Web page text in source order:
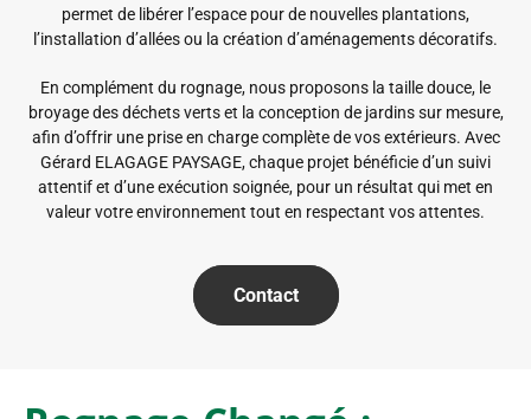
permet de libérer l’espace pour de nouvelles plantations,
l’installation d’allées ou la création d’aménagements décoratifs.
En complément du rognage, nous proposons la taille douce, le
broyage des déchets verts et la conception de jardins sur mesure,
afin d’offrir une prise en charge complète de vos extérieurs. Avec
Gérard ELAGAGE PAYSAGE, chaque projet bénéficie d’un suivi
attentif et d’une exécution soignée, pour un résultat qui met en
valeur votre environnement tout en respectant vos attentes.
Contact